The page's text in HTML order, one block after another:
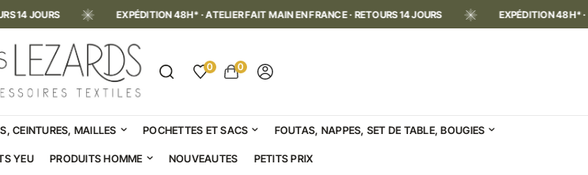
EXPÉDITION 48H* · ATELIER FAIT MAIN EN FRANCE · RETOURS 14 JOURS EXPÉDITION 48H* · ATELIER
0 0
CEINTURES, MAILLES POCHETTES ET SACS FOUTAS, NAPPES, SET DE TABLE, BOUGIES
YEU PRODUITS HOMME NOUVEAUTES PETITS PRIX